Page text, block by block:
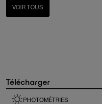
VOIR TOUS
Télécharger
PHOTOMÉTRIES